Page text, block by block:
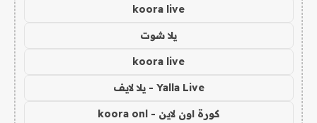
koora live
يلا شوت
koora live
Yalla Live - يلا لايف
كورة اون لاين - koora onl